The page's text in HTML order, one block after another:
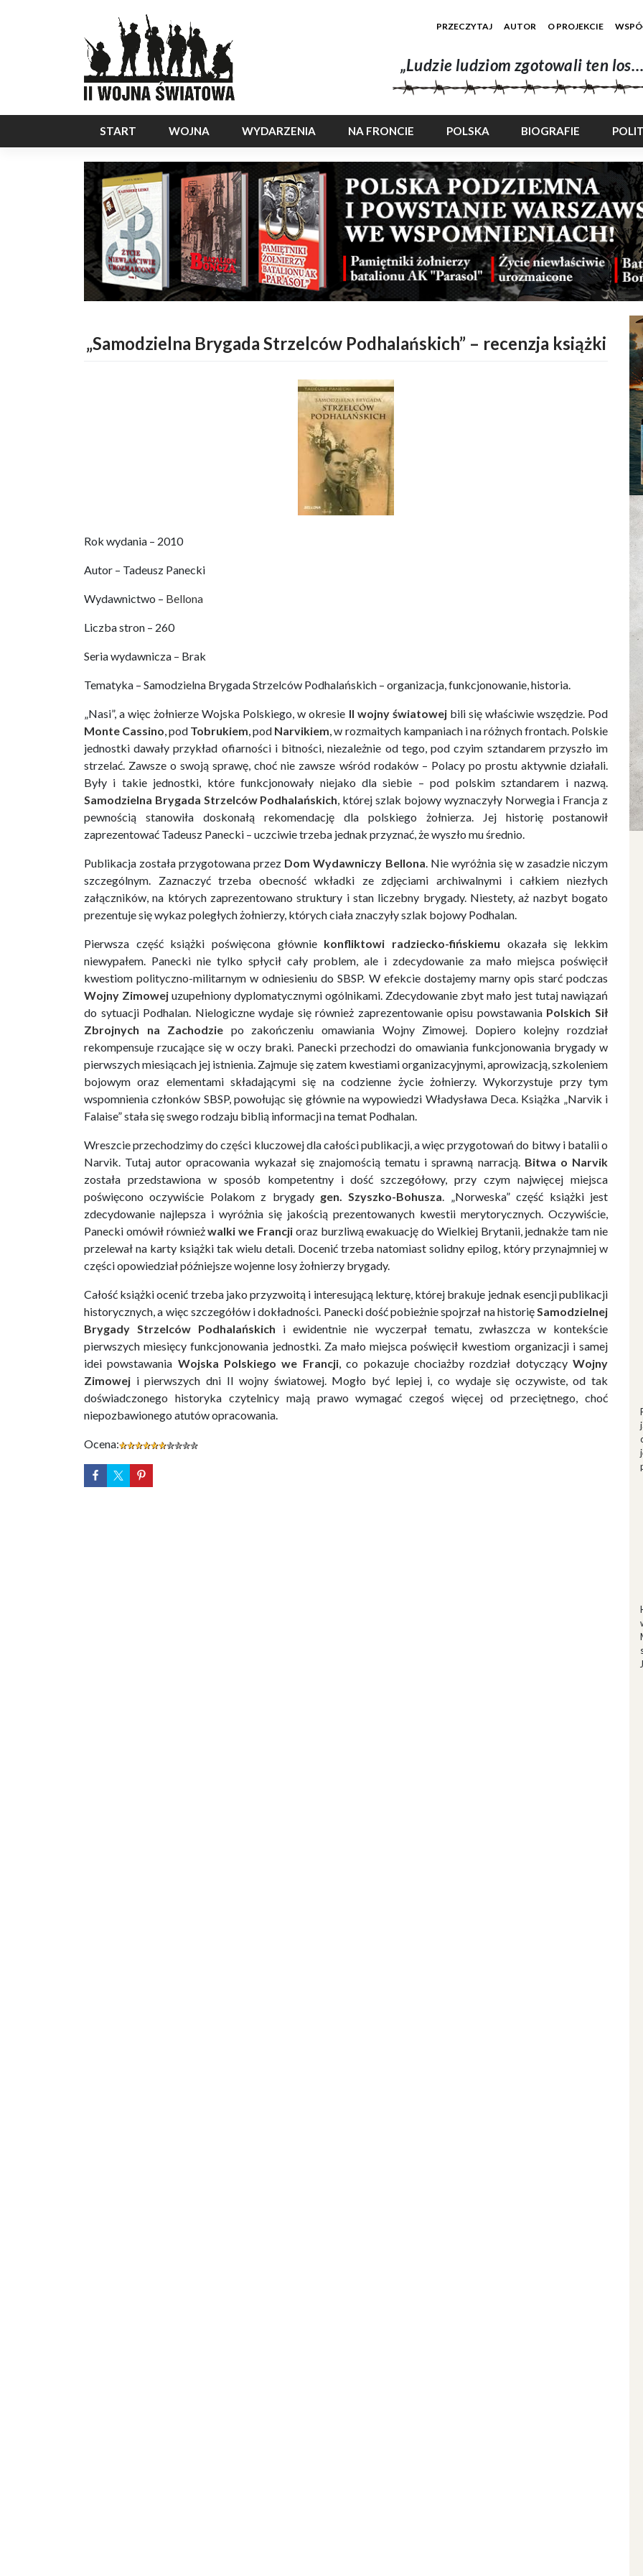
PRZECZYTAJ AUTOR O PROJEKCIE
„Ludzie ludziom zgotowali ten
START WOJNA WYDARZENIA NA FRONCIE POLSKA BIOGRAFIE
„Samodzielna Brygada Strzelców Podhalańskich” – recenzja książki
Rok wydania – 2010
Autor – Tadeusz Panecki
Wydawnictwo – Bellona
Liczba stron – 260
Seria wydawnicza – Brak
Tematyka – Samodzielna Brygada Strzelców Podhalańskich – organizacja, funkcjonowanie, historia.
„Nasi”, a więc żołnierze Wojska Polskiego, w okresie II wojny światowejbili się właściwie wszędzie. Pod
Monte Cassino, pod Tobrukiem, pod Narvikiem, w rozmaitych kampaniach i na różnych frontach. Polskie
jednostki dawały przykład ofiarności i bitności, niezależnie od tego, pod czyim sztandarem przyszło im
strzelać. Zawsze o swoją sprawę, choć nie zawsze wśród rodaków – Polacy po prostu aktywnie działali.
Były i takie jednostki, które funkcjonowały niejako dla siebie – pod polskim sztandarem i nazwą.
Samodzielna Brygada Strzelców Podhalańskich, której szlak bojowy wyznaczyły Norwegia i Francja z
pewnością stanowiła doskonałą rekomendację dla polskiego żołnierza. Jej historię postanowił
zaprezentować Tadeusz Panecki – uczciwie trzeba jednak przyznać, że wyszło mu średnio.
Publikacja została przygotowana przez Dom Wydawniczy Bellona. Nie wyróżnia się w zasadzie niczym
szczególnym. Zaznaczyć trzeba obecność wkładki ze zdjęciami archiwalnymi i całkiem niezłych
załączników, na których zaprezentowano struktury i stan liczebny brygady. Niestety, aż nazbyt bogato
prezentuje się wykaz poległych żołnierzy, których ciała znaczyły szlak bojowy Podhalan.
Pierwsza część książki poświęcona głównie konfliktowi radziecko-fińskiemu okazała się lekkim
niewypałem. Panecki nie tylko spłycił cały problem, ale i zdecydowanie za mało miejsca poświęcił
kwestiom polityczno-militarnym w odniesieniu do SBSP. W efekcie dostajemy marny opis starć podczas
Wojny Zimowej uzupełniony dyplomatycznymi ogólnikami. Zdecydowanie zbyt mało jest tutaj nawiązań
do sytuacji Podhalan. Nielogiczne wydaje się również zaprezentowanie opisu powstawania Polskich Sił
Zbrojnych na Zachodzie po zakończeniu omawiania Wojny Zimowej. Dopiero kolejny rozdział
rekompensuje rzucające się w oczy braki. Panecki przechodzi do omawiania funkcjonowania brygady w
pierwszych miesiącach jej istnienia. Zajmuje się zatem kwestiami organizacyjnymi, aprowizacją, szkoleniem
bojowym oraz elementami składającymi się na codzienne życie żołnierzy. Wykorzystuje przy tym
wspomnienia członków SBSP, powołując się głównie na wypowiedzi Władysława Deca. Książka „Narvik i
Falaise” stała się swego rodzaju biblią informacji na temat Podhalan.
Wreszcie przechodzimy do części kluczowej dla całości publikacji, a więc przygotowań do bitwy i batalii o
Narvik. Tutaj autor opracowania wykazał się znajomością tematu i sprawną narracją. Bitwa o Narvik
została przedstawiona w sposób kompetentny i dość szczegółowy, przy czym najwięcej miejsca
poświęcono oczywiście Polakom z brygady gen. Szyszko-Bohusza. „Norweska” część książki jest
zdecydowanie najlepsza i wyróżnia się jakością prezentowanych kwestii merytorycznych. Oczywiście,
Panecki omówił równieżwalki we Francjioraz burzliwą ewakuację do Wielkiej Brytanii, jednakże tam nie
przelewał na karty książki tak wielu detali. Docenić trzeba natomiast solidny epilog, który przynajmniej w
części opowiedział późniejsze wojenne losy żołnierzy brygady.
Całość książki ocenić trzeba jako przyzwoitą i interesującą lekturę, której brakuje jednak esencji publikacji
historycznych, a więc szczegółów i dokładności. Panecki dość pobieżnie spojrzał na historięSamodzielnej
Brygady Strzelców Podhalańskich i ewidentnie nie wyczerpał tematu, zwłaszcza w kontekście
pierwszych miesięcy funkcjonowania jednostki. Za mało miejsca poświęcił kwestiom organizacji i samej
idei powstawania Wojska Polskiego we Francji, co pokazuje chociażby rozdział dotyczącyWojny
Zimowej i pierwszych dni II wojny światowej. Mogło być lepiej i, co wydaje się oczywiste, od tak
doświadczonego historyka czytelnicy mają prawo wymagać czegoś więcej od przeciętnego, choć
niepozbawionego atutów opracowania.
Ocena: